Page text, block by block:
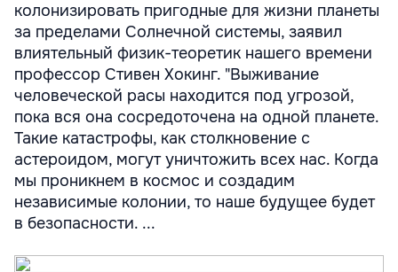
колонизировать пригодные для жизни планеты
за пределами Солнечной системы, заявил
влиятельный физик-теоретик нашего времени
профессор Стивен Хокинг. "Выживание
человеческой расы находится под угрозой,
пока вся она сосредоточена на одной планете.
Такие катастрофы, как столкновение с
астероидом, могут уничтожить всех нас. Когда
мы проникнем в космос и создадим
независимые колонии, то наше будущее будет
в безопасности. ...